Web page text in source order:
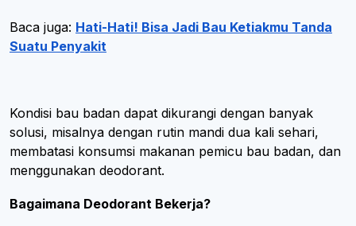
Baca juga: Hati-Hati! Bisa Jadi Bau Ketiakmu Tanda
Suatu Penyakit
Kondisi bau badan dapat dikurangi dengan banyak
solusi, misalnya dengan rutin mandi dua kali sehari,
membatasi konsumsi makanan pemicu bau badan, dan
menggunakan deodorant.
Bagaimana Deodorant Bekerja?